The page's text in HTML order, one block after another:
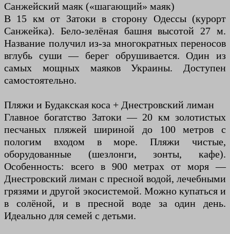
Санжейский маяк («шагающий» маяк)
В 15 км от Затоки в сторону Одессы (курорт
Санжейка). Бело-зелёная башня высотой 27 м.
Название получил из-за многократных переносов
вглубь суши — берег обрушивается. Один из
самых мощных маяков Украины. Доступен
самостоятельно.
Пляжи и Будакская коса + Днестровский лиман
Главное богатство Затоки — 20 км золотистых
песчаных пляжей шириной до 100 метров с
пологим входом в море. Пляжи чистые,
оборудованные (шезлонги, зонты, кафе).
Особенность: всего в 900 метрах от моря —
Днестровский лиман с пресной водой, лечебными
грязями и другой экосистемой. Можно купаться и
в солёной, и в пресной воде за один день.
Идеально для семей с детьми.